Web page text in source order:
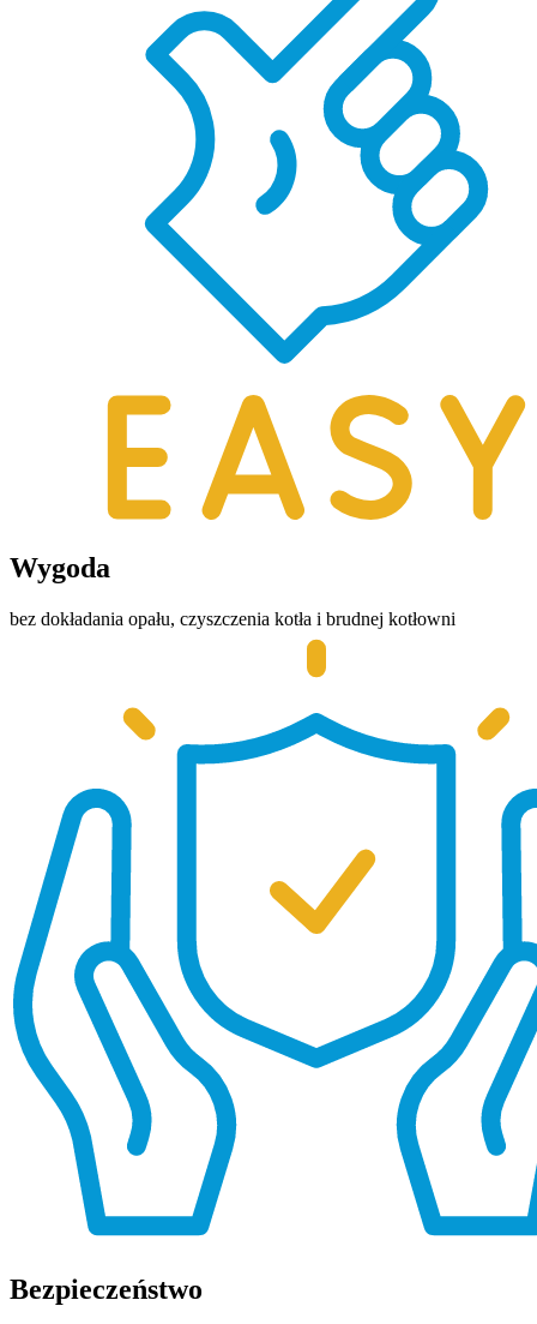
Wygoda
bez dokładania opału, czyszczenia kotła i brudnej kotłowni
Bezpieczeństwo